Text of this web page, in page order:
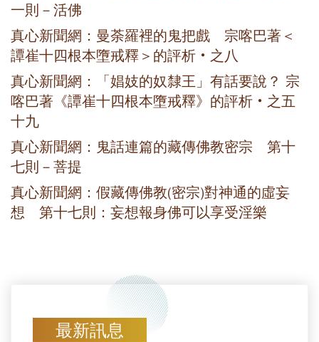
一則－活佛
真心新聞網：曼荼羅裡的鬼把戲 宗喀巴著＜
譚崔十四根本墮戒釋＞的評析‧之八
真心新聞網：「娼妓的奴隸王」有話要說？ 宗
喀巴著《譚崔十四根本墮戒釋》的評析‧之五
十九
真心新聞網：鬼話連篇的藏傳佛教密宗 第十
七則－菩提
真心新聞網：假藏傳佛教(密宗)對神通的虛妄
想 第十七則：妄想報身佛可以享受淫樂
最新訊息